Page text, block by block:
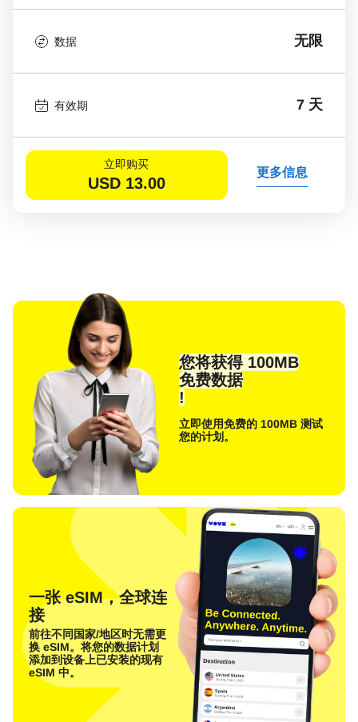
数据 无限
有效期 7 天
立即购买
USD 13.00
更多信息
您将获得 100MB
免费数据
!
立即使用免费的 100MB 测试
您的计划。
一张 eSIM，全球连
接
前往不同国家/地区时无需更
换 eSIM。将您的数据计划
添加到设备上已安装的现有
eSIM 中。